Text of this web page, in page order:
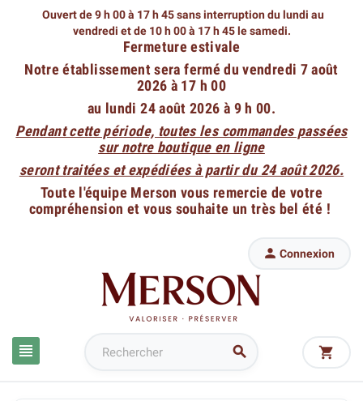
Ouvert de 9 h 00 à 17 h 45 sans interruption du lundi au
vendredi et de 10 h 00 à 17 h 45 le samedi.
Fermeture estivale
Notre établissement sera fermé du vendredi 7 août
2026 à 17 h 00
au lundi 24 août 2026 à 9 h 00.
Pendant cette période, toutes les commandes passées
sur notre boutique en ligne
seront traitées et expédiées à partir du 24 août 2026.
Toute l'équipe Merson vous remercie de votre
compréhension et vous souhaite un très bel été !
 
 Connexion
